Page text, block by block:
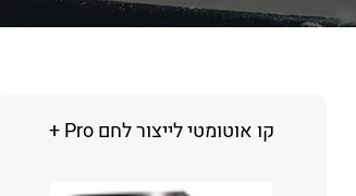
קו אוטומטי לייצור לחם Pro +